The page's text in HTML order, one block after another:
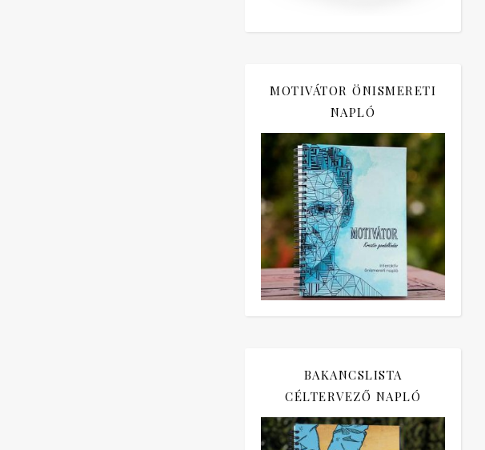
MOTIVÁTOR ÖNISMERETI
NAPLÓ
BAKANCSLISTA
CÉLTERVEZŐ NAPLÓ